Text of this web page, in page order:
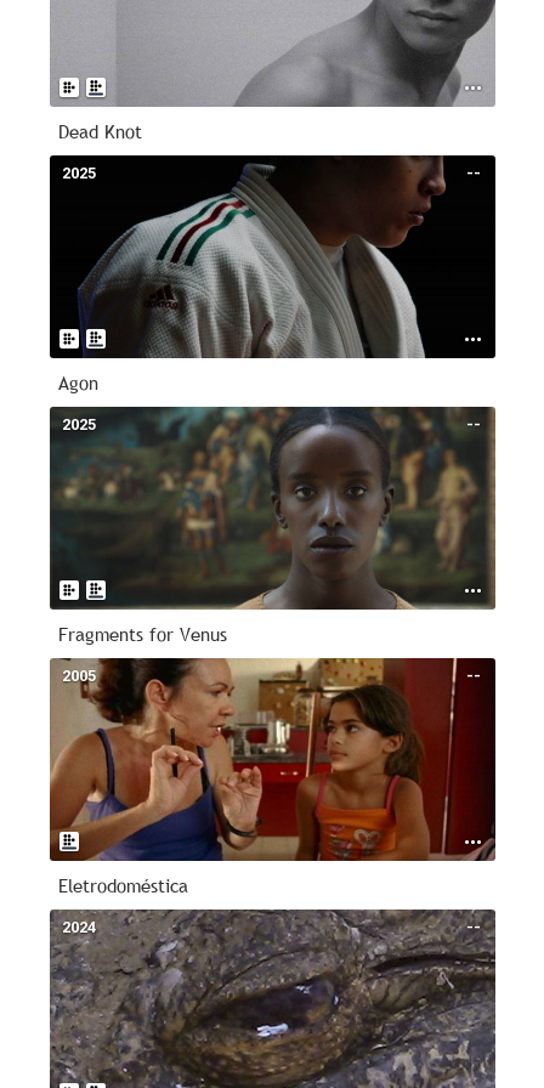
Dead Knot
--
2025
Agon
--
2025
Fragments for Venus
--
2005
Eletrodoméstica
--
2024